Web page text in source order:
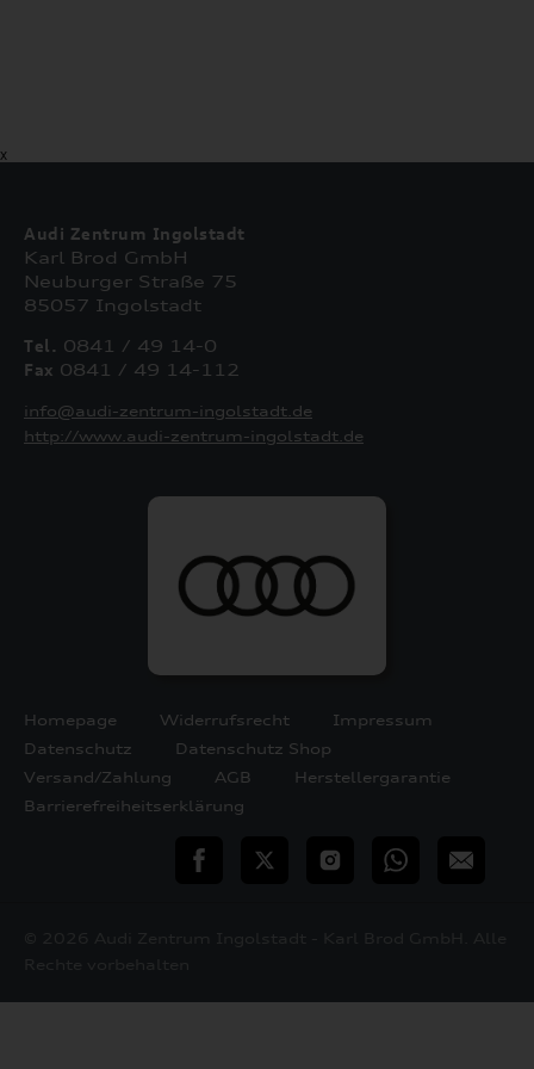
X
Audi Zentrum Ingolstadt
Karl Brod GmbH
Neuburger Straße 75
85057 Ingolstadt
Tel. 0841 / 49 14-0
Fax 0841 / 49 14-112
info@audi-zentrum-ingolstadt.de
http://www.audi-zentrum-ingolstadt.de
Homepage Widerrufsrecht
Impressum
Datenschutz
Datenschutz Shop
Versand/Zahlung
AGB
Herstellergarantie
Barrierefreiheitserklärung
teilen Twitter InstagramWhatsApp
E-